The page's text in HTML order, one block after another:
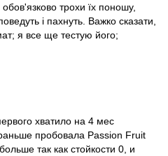
трохи їх поношу,
і пахнуть. Важко сказати,
я все ще тестую його;
хватило на 4 мес
пробовала Passion Fruit
так как стойкости 0, и